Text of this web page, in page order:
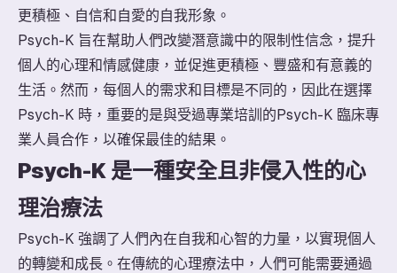
更積極、自信和自愛的自我形象。
Psych-K 旨在幫助人們改變潛意識中的限制性信念，提升
個人的心理和情感健康，並促進更積極、豐盛和有意義的
生活。然而，每個人的需求和目標是不同的，因此在選擇
Psych-K 時，重要的是與受過專業培訓的Psych-K 臨床專
業人員合作，以確保最佳的結果。
Psych-K 是一種安全且非侵入性的心
理治療法
Psych-K 強調了人們內在自我和心智的力量，以實現個人
的轉變和成長。在傳統的心理療法中，人們可能需要通過